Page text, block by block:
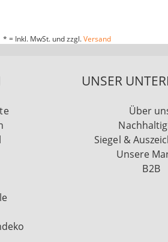
* = Inkl. MwSt. und zzgl.Versand
UNSER
Über
Siegel &
Unsere
B2B